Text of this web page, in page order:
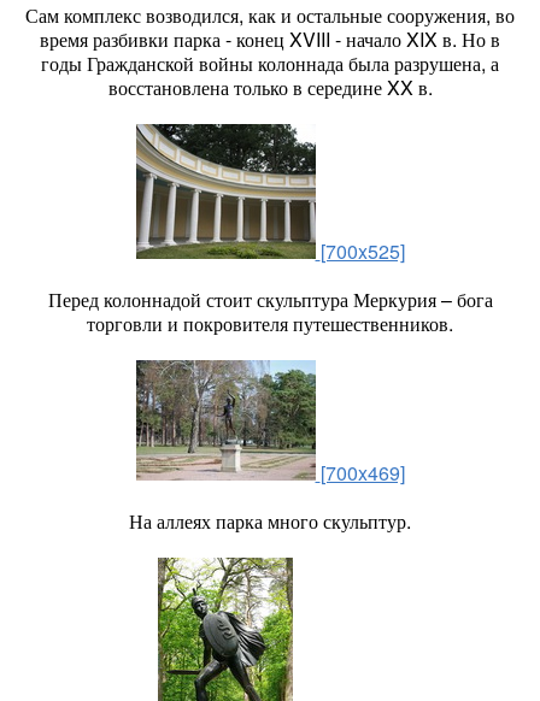
Сам комплекс возводился, как и остальные сооружения, во
время разбивки парка - конец XVIII - начало XIX в. Но в
годы Гражданской войны колоннада была разрушена, а
восстановлена только в середине XX в.
[700x525]
Перед колоннадой стоит скульптура Меркурия – бога
торговли и покровителя путешественников.
[700x469]
На аллеях парка много скульптур.